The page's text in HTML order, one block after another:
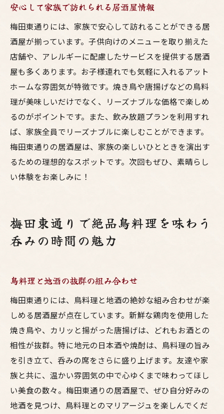
安心して家族で訪れられる居酒屋情報
梅田東通りには、家族で安心して訪れることができる居
酒屋が揃っています。子供向けのメニューを取り揃えた
店舗や、アレルギーに配慮したサービスを提供する居酒
屋も多くあります。お子様連れでも気軽に入れるアット
ホームな雰囲気が特徴です。焼き鳥や唐揚げなどの鳥料
理が美味しいだけでなく、リーズナブルな価格で楽しめ
るのがポイントです。また、飲み放題プランを利用すれ
ば、家族全員でリーズナブルに楽しむことができます。
梅田東通りの居酒屋は、家族の楽しいひとときを演出す
るための理想的なスポットです。次回もぜひ、素晴らし
い体験をお楽しみに！
梅田東通りで絶品鳥料理を味わう
呑みの時間の魅力
鳥料理と地酒の抜群の組み合わせ
梅田東通りには、鳥料理と地酒の絶妙な組み合わせが楽
しめる居酒屋が点在しています。新鮮な鶏肉を使用した
焼き鳥や、カリッと揚がった唐揚げは、どれもお酒との
相性が抜群。特に地元の日本酒や焼酎は、鳥料理の旨み
を引き立て、呑みの席をさらに盛り上げます。友達や家
族と共に、温かい雰囲気の中で心ゆくまで味わってほし
い美食の数々。梅田東通りの居酒屋で、ぜひ自分好みの
地酒を見つけ、鳥料理とのマリアージュを楽しんでくだ